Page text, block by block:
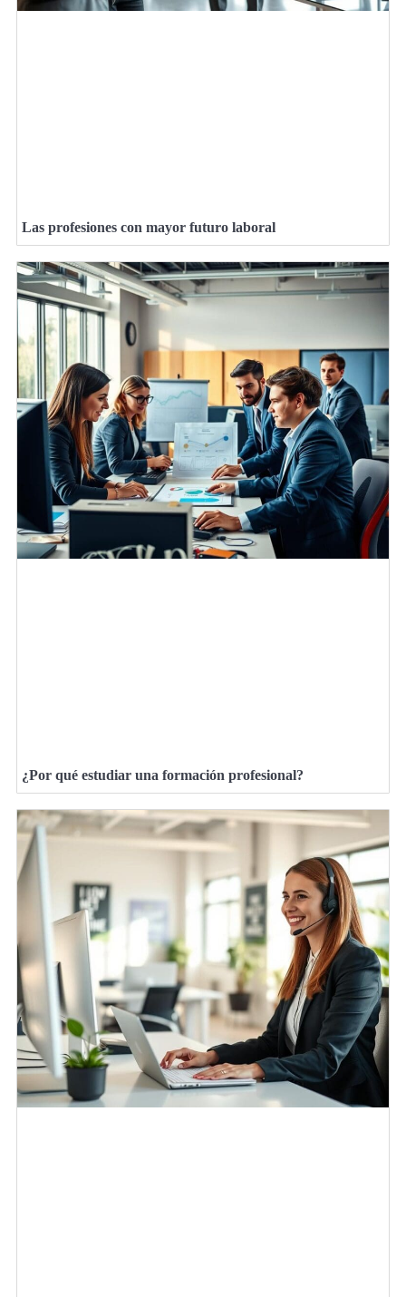
Las profesiones con mayor futuro laboral
¿Por qué estudiar una formación profesional?